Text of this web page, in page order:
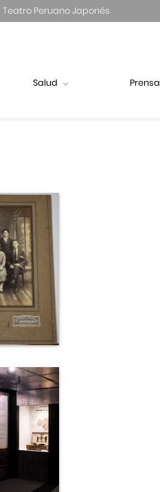
Teatro Peruano Japonés
Salud Prensa